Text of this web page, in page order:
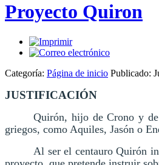
Proyecto Quiron
Categoría: Página de inicio Publicado:
JUSTIFICACIÓN
Quirón, hijo de Crono y de
griegos, como Aquiles, Jasón o
Al ser el centauro Quirón